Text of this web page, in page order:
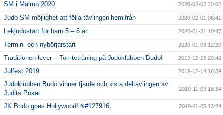
SM i Malmö 2020 2020-02-02 20:08
Judo SM möjlighet att följa tävlingen hemifrån 2020-02-01 08:41
Lekjudostart för barn 5 – 6 år 2020-01-31 10:47
Termin- och nybörjarstart 2020-01-03 12:20
Traditionen lever – Tomteträning på Judoklubben Budo! 2019-12-23 20:49
Julfest 2019 2019-12-14 16:39
Judoklubben Budo vinner fjärde och sista deltävlingen av
Judits Pokal
2019-11-09 18:34
JK Budo goes Hollywood! &#127916; 2019-11-05 13:24